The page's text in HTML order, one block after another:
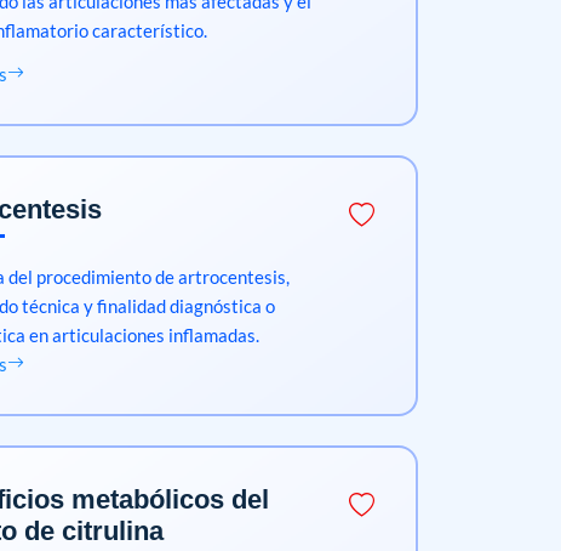
característico.
del procedimiento de artrocentesis,
técnica y finalidad diagnóstica o
en articulaciones inflamadas.
metabólicos del
de citrulina